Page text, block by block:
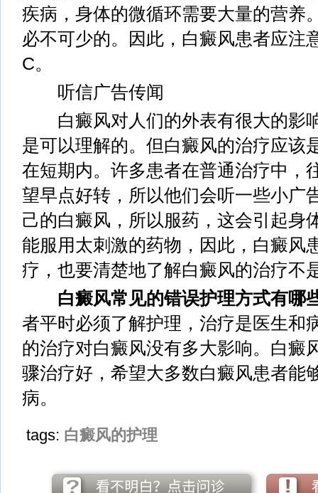
疾病，身体的微循环需要大量的营养
必不可少的。因此，白癜风患者应注
C。
听信广告传闻
白癜风对人们的外表有很大的影
是可以理解的。但白癜风的治疗应该
在短期内。许多患者在普通治疗中，
望早点好转，所以他们会听一些小广
己的白癜风，所以服药，这会引起身
能服用太刺激的药物，因此，白癜风
疗，也要清楚地了解白癜风的治疗不
白癜风常见的错误护理方式有哪
者平时必须了解护理，治疗是医生和
的治疗对白癜风没有多大影响。白癜
骤治疗好，希望大多数白癜风患者能
病。
tags: 白癜风的护理